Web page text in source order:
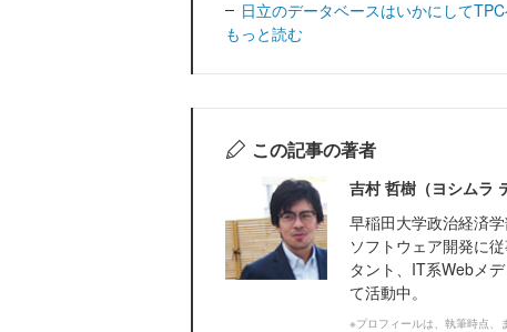
日立のデータベースはいかにして
もっと読む
この記事の著者
吉村 哲樹（ヨシムラ
早稲田大学政治経済
ソフトウェア開発に
タント、IT系Webメ
て活動中。
※プロフィールは、執筆時点、